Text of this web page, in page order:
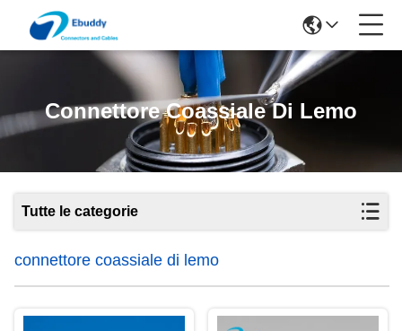
Connettore Coassiale Di Lemo
Tutte le categorie
connettore coassiale di lemo